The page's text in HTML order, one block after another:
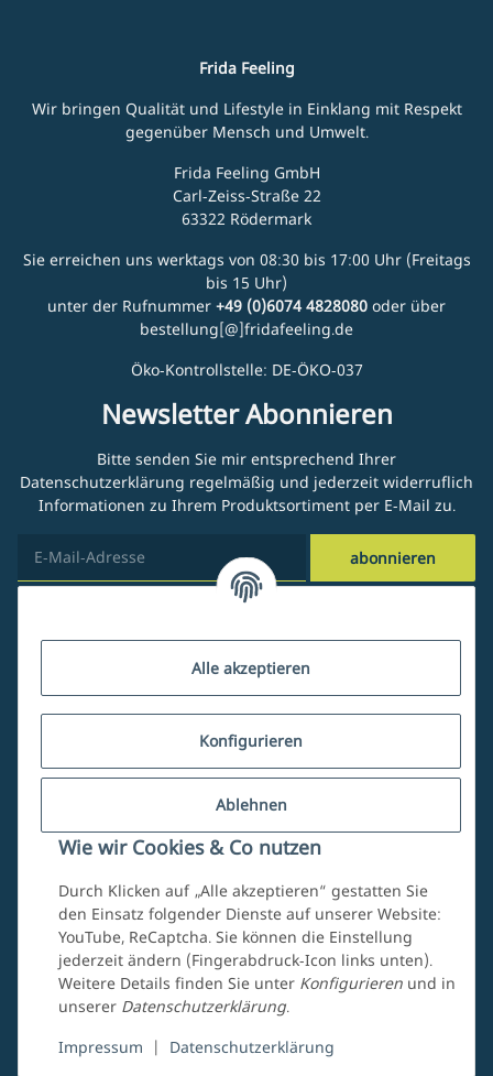
Alle akzeptieren
Konfigurieren
Ablehnen
Wie wir Cookies & Co nutzen
Durch Klicken auf „Alle akzeptieren“ gestatten Sie
den Einsatz folgender Dienste auf unserer Website:
YouTube, ReCaptcha. Sie können die Einstellung
jederzeit ändern (Fingerabdruck-Icon links unten).
Weitere Details finden Sie unter Konfigurieren und in
unserer Datenschutzerklärung.
Impressum
| Datenschutzerklärung
Frida Feeling
Wir bringen Qualität und Lifestyle in Einklang mit Respekt
gegenüber Mensch und Umwelt.
Frida Feeling GmbH
Carl-Zeiss-Straße 22
63322 Rödermark
Sie erreichen uns werktags von 08:30 bis 17:00 Uhr (Freitags
bis 15 Uhr)
unter der Rufnummer +49 (0)6074 4828080 oder über
bestellung[@]fridafeeling.de
Öko-Kontrollstelle: DE-ÖKO-037
Newsletter Abonnieren
Bitte senden Sie mir entsprechend Ihrer
Datenschutzerklärung regelmäßig und jederzeit widerruflich
Informationen zu Ihrem Produktsortiment per E-Mail zu.
abonnieren
Vertrag widerrufen